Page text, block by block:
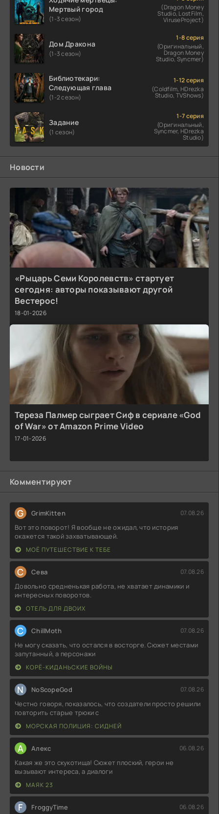
Мертвый город
(1-3 сезон)
(Dragon Money
Studio, LostFilm,
ViruseProject)
Дом Дракона
(1-3 сезон)
1-8 серия
(Оригинальный,
Dragon Money
Studio, Syncmer)
Библиотекари:
Следующая глава
(1-2 сезон)
1-12 серия
(Coldfilm, HDrezka
Studio, TVShows)
Задание
(1 сезон)
1-7 серия
(Оригинальный,
Syncmer, HDrezka
Studio)
Новости
«Рыцарь Семи Королевств» стартует
сегодня: авторы показывают другой
Вестерос!
18-01-2026
Тереза Палмер сыграет Сиф в сериале «God
of War» от Amazon Prime Video
17-01-2026
Комментируют
G GrimKitten 07.08.26
Вот это поворот! Я вообще не ожидал, что история
окажется такой захватывающей.
МОЁ ПУТЕШЕСТВИЕ К ТЕБЕ
С Севa 07.08.26
Довольно средненькая работа, не хватает динамики и
интересных поворотов.
ОТЕЛЬ ДЛЯ ДВОИХ
C ChillMoth 07.08.26
Не могу сказать, что остался в восторге. Сюжет местами
запутанный, а персонажи
КОРЁ-КИДАНЬСКИЕ ВОЙНЫ
N NoScopeGod 07.08.26
Честно говоря, показалось, что создатели просто решили
повторить старые трюки с
МОРСКАЯ ПОЛИЦИЯ: СИДНЕЙ
А Алекс 06.08.26
Какая же это скукотища! Сюжет плоский, герои не
вызывают интереса, а диалоги
МАЯК 23
F FroggyTime 06.08.26